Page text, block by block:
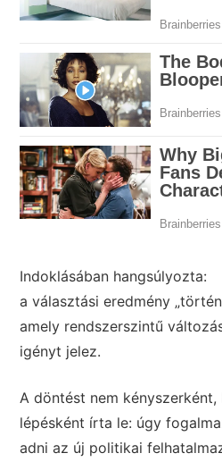
Indoklásában hangsúlyozta:
a választási eredmény
amely rendszerszintű
igényt jelez.
A döntést nem
lépésként írta le: úgy
adni az új politikai